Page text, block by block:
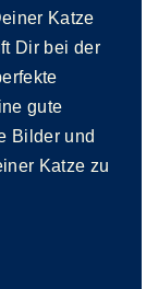
Katze
Dir bei der
gute
Bilder und
Katze zu